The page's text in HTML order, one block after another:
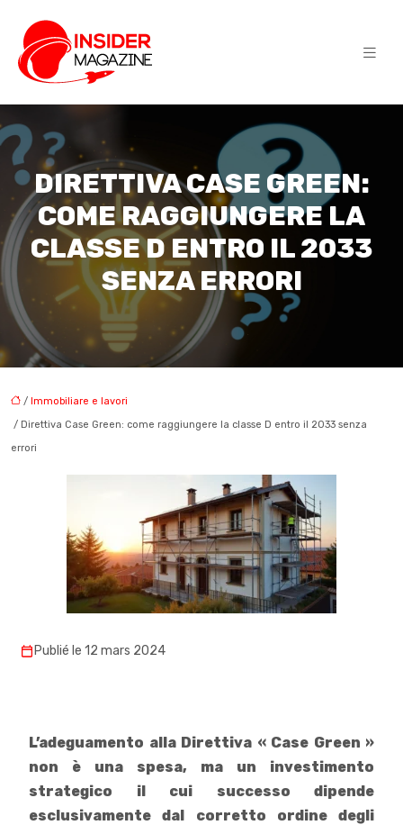
DIRETTIVA CASE GREEN:
COME RAGGIUNGERE LA
CLASSE D ENTRO IL 2033
SENZA ERRORI
/ Immobiliare e lavori
/ Direttiva Case Green: come raggiungere la classe D entro il 2033 senza
errori
Publié le 12 mars 2024
L’adeguamento alla Direttiva « Case Green »
non è una spesa, ma un investimento
strategico il cui successo dipende
esclusivamente dal corretto ordine degli